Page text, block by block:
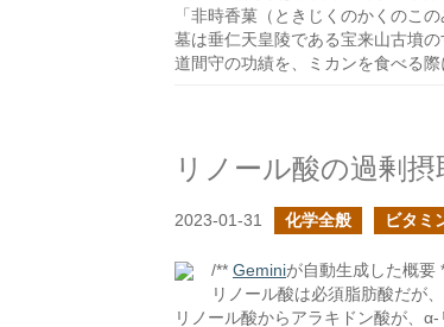
「非時香菓（ときじくのかくのこ
墓は垂仁天皇陵である宝来山古墳
道間守の功績を、ミカンを食べる
リノール酸の過剰
2023-01-31 化学全般 ビタミ
/** Geminiが自動生成した概要
リノール酸は必須脂肪酸だが
リノール酸からアラキドン酸が、